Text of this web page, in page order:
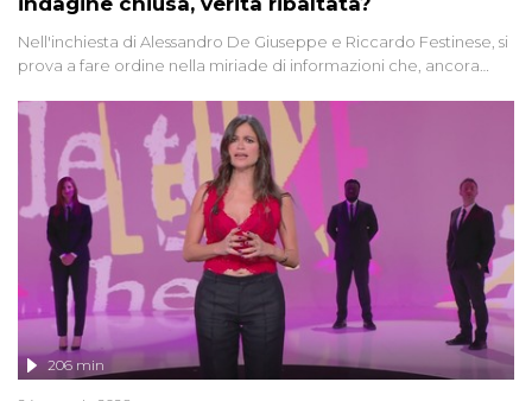
Nell'inchiesta di Alessandro De Giuseppe e Riccardo Festinese, si
prova a fare ordine nella miriade di informazioni che, ancora
giudiziarie più discusse degli ultimi anni. Lo speciale ricostruisce la
vicenda mettendo in fila testimonianze, errori, dettagli
controversi e i protagonisti di un'indagine che sembra non avere
fine.
206 min